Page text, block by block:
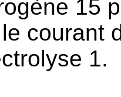
15
courant
1.